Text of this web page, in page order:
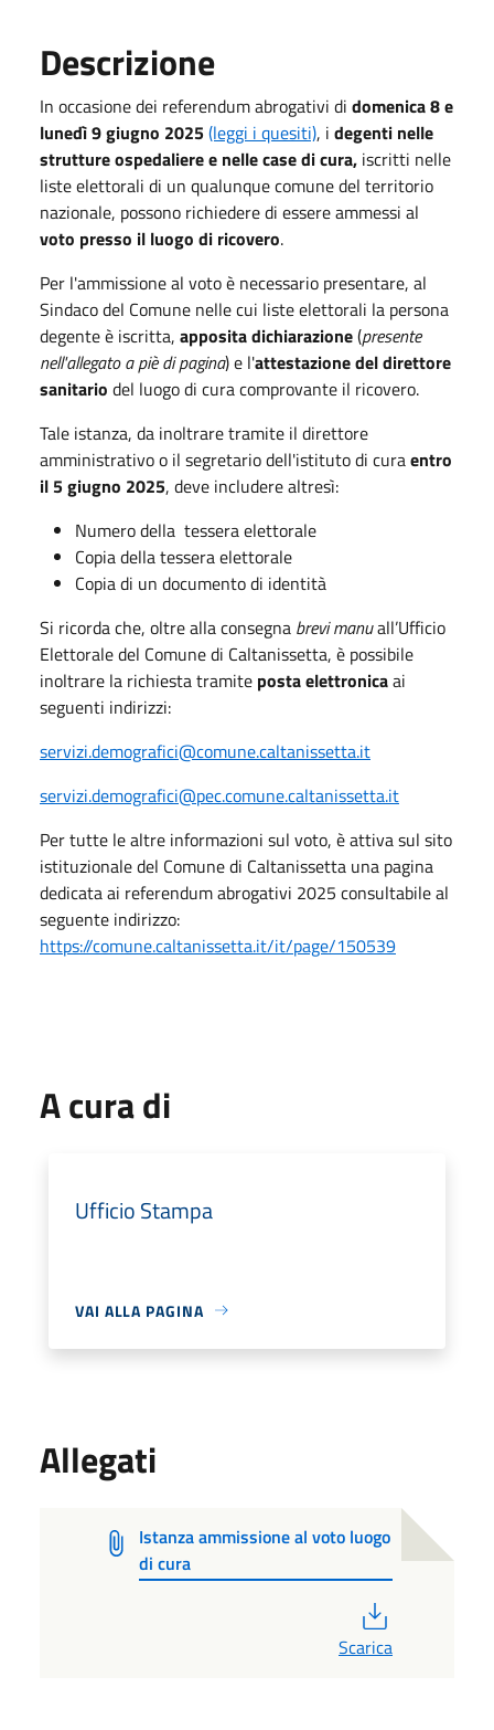
Descrizione
In occasione dei referendum abrogativi di domenica8 e
lunedì 9 giugno 2025(leggi i quesiti), i degenti nelle
strutture ospedaliere e nelle case di cura, iscritti nelle
liste elettorali di un qualunque comune del territorio
nazionale, possono richiedere di essere ammessi al
voto presso il luogo di ricovero.
Per l'ammissione al voto è necessario presentare, al
Sindaco del Comune nelle cui liste elettorali la persona
degente è iscritta, apposita dichiarazione(presente
nell'allegato a piè di pagina) e l'attestazione del direttore
sanitario del luogo di cura comprovante il ricovero.
Tale istanza, da inoltrare tramite il direttore
amministrativo o il segretario dell'istituto di curaentro
il 5 giugno 2025, deve includere altresì:
Numero della tessera elettorale
Copia della tessera elettorale
Copia di un documento di identità
Si ricorda che, oltre alla consegna brevi manuall’Ufficio
Elettorale del Comune di Caltanissetta, è possibile
inoltrare la richiesta tramite posta elettronicaai
seguenti indirizzi:
servizi.demografici@comune.caltanissetta.it
servizi.demografici@pec.comune.caltanissetta.it
Per tutte le altre informazioni sul voto, è attiva sul sito
istituzionale del Comune di Caltanissetta una pagina
dedicata ai referendum abrogativi 2025 consultabile al
seguente indirizzo:
https://comune.caltanissetta.it/it/page/150539
A cura di
Ufficio Stampa
VAI ALLA PAGINA
Allegati
Istanza ammissione al voto luogo
di cura
Scarica